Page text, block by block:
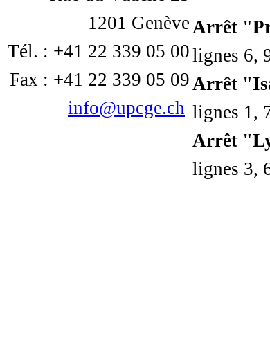
1201 Genève
Tél. : +41 22 339 05 00
Fax : +41 22 339 05 09
info@upcge.ch
Arrêt
lignes 6,
Arrêt
lignes 1,
Arrêt
lignes 3,